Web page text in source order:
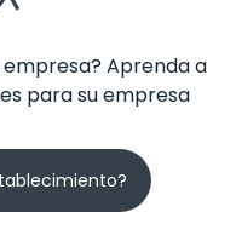
Aprenda a
para su empresa